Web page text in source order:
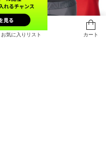
お気に入りリスト カート